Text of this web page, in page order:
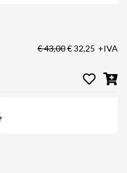
€ 43,00€ 32,25 +IVA